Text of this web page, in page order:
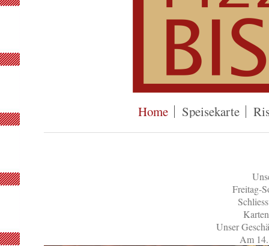
Home Speisekarte
Freitag-
Unser
Am